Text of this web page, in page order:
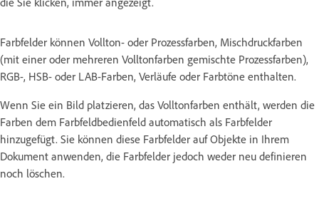
Farbfelder können Vollton- oder Prozessfarben, Mischdruckfarben
(mit einer oder mehreren Volltonfarben gemischte Prozessfarben),
RGB-, HSB- oder LAB-Farben, Verläufe oder Farbtöne enthalten.
Wenn Sie ein Bild platzieren, das Volltonfarben enthält, werden die
Farben dem Farbfeldbedienfeld automatisch als Farbfelder
hinzugefügt. Sie können diese Farbfelder auf Objekte in Ihrem
Dokument anwenden, die Farbfelder jedoch weder neu definieren
noch löschen.